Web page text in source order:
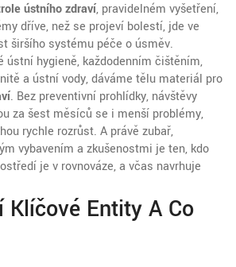
ústního zdraví, pravidelném vyšetření,
dříve, než se projeví bolestí, jde ve
širšího systému péče o úsměv.
ústní hygieně, každodenním čištěním,
a ústní vody, dáváme tělu materiál pro
. Bez preventivní prohlídky, návštěvy
za šest měsíců se i menší problémy,
rychle rozrůst. A právě zubař,
vybavením a zkušenostmi je ten, kdo
je v rovnováze, a včas navrhuje
Klíčové Entity A Co